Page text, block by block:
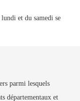
et du samedi se
parmi lesquels
départementaux et